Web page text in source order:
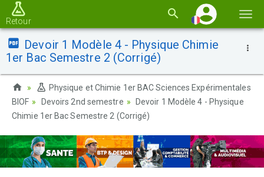
la
Retour
Devoir 1 Modèle 4 - Physique Chimie
1er Bac Semestre 2 (Corrigé)
Physique et Chimie 1er BAC Sciences Expérimentales
BIOF
Devoirs 2nd semestre
Devoir 1 Modèle 4 - Physique
Chimie 1er Bac Semestre 2 (Corrigé)